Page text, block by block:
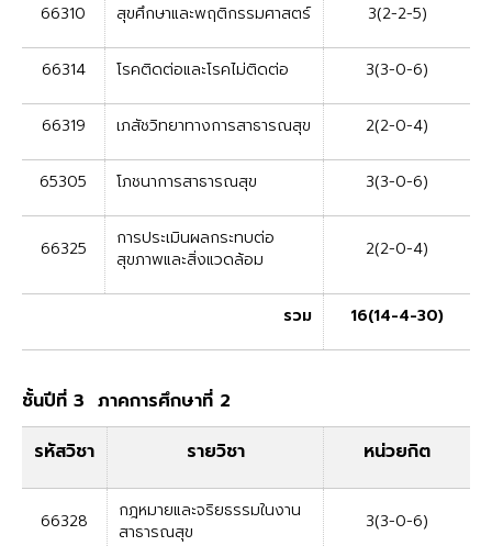
66310 สุขศึกษาและพฤติกรรมศาสตร์ 3(2-2-5)
66314 โรคติดต่อและโรคไม่ติดต่อ 3(3-0-6)
66319 เภสัชวิทยาทางการสาธารณสุข 2(2-0-4)
65305 โภชนาการสาธารณสุข 3(3-0-6)
66325
การประเมินผลกระทบต่อ
สุขภาพและสิ่งแวดล้อม
2(2-0-4)
รวม 16(14-4-30)
ชั้นปีที่ 3 ภาคการศึกษาที่ 2
รหัสวิชา
รายวิชา หน่วยกิต
66328
กฎหมายและจริยธรรมในงาน
สาธารณสุข
3(3-0-6)